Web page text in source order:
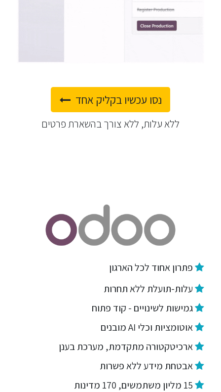
נסו עכש​​יו בקליק אחד
ללא עלות, ללא צורך בהשארת פרטים
גמישות לשינויים - קוד פתוח
אוטומציות וכלי AI מובנים
ארכיטקטורה מתקדמת, מערכת בענן
אבטחת מידע ללא פשרות
15 מליון משתמשים, 170 מדינות
עלות-תועלת ללא תחרות
פתרון אחוד לכל הארגון